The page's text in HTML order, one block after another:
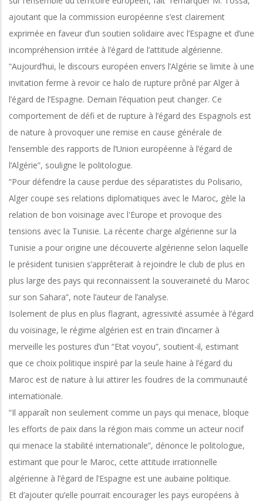
ajoutant que la commission européenne s’est clairement
exprimée en faveur d’un soutien solidaire avec l’Espagne et d’une
incompréhension irritée à l’égard de l’attitude algérienne.
“Aujourd’hui, le discours européen envers l’Algérie se limite à une
invitation ferme à revoir ce halo de rupture prôné par Alger à
l’égard de l’Espagne. Demain l’équation peut changer. Ce
comportement de défi et de rupture à l’égard des Espagnols est
de nature à provoquer une remise en cause générale de
l’ensemble des rapports de l’Union européenne à l’égard de
l’Algérie”, souligne le politologue.
“Pour défendre la cause perdue des séparatistes du Polisario,
Alger coupe ses relations diplomatiques avec le Maroc, gèle la
relation de bon voisinage avec l'Europe et provoque des
tensions avec la Tunisie. La récente charge algérienne sur la
Tunisie a pour origine une découverte algérienne selon laquelle
le président tunisien s’apprêterait à rejoindre le club de plus en
plus large des pays qui reconnaissent la souveraineté du Maroc
sur son Sahara”, note l’auteur de l’analyse.
Isolement de plus en plus flagrant, agressivité assumée à l’égard
du voisinage, le régime algérien est en train d’incarner à
merveille les postures d’un “Etat voyou”, soutient-il, estimant
que ce choix politique inspiré par la seule haine à l’égard du
Maroc est de nature à lui attirer les foudres de la communauté
internationale.
“Il apparaît non seulement comme un pays qui menace, bloque
les efforts de paix dans la région mais comme un acteur nocif
qui menace la stabilité internationale”, dénonce le politologue,
estimant que pour le Maroc, cette attitude irrationnelle
algérienne à l’égard de l’Espagne est une aubaine politique.
Et d’ajouter qu’elle pourrait encourager les pays européens à